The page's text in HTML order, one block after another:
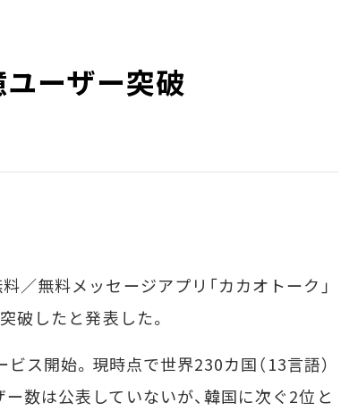
ユーザー突破
／無料メッセージアプリ「カカオトーク」
破したと発表した。
ス開始。現時点で世界230カ国（13言語）
数は公表していないが、韓国に次ぐ2位と